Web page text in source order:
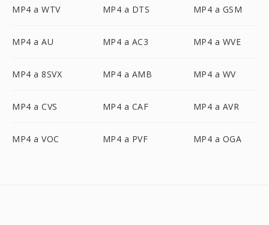
MP4 a WTV MP4 a DTS MP4 a GSM
MP4 a AU MP4 a AC3 MP4 a WVE
MP4 a 8SVX MP4 a AMB MP4 a WV
MP4 a CVS MP4 a CAF MP4 a AVR
MP4 a VOC MP4 a PVF MP4 a OGA